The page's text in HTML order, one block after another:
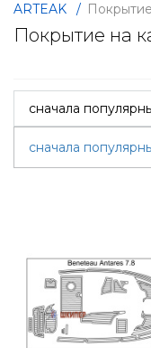
ARTEAK
/
Покрытие на
сначала